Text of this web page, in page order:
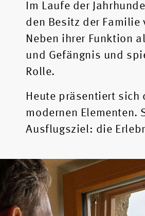
Im Laufe der
den Besitz der Familie
Neben ihrer Funktion
und Gefängnis und
Rolle.
Heute präsentiert sich
modernen Elementen.
Ausflugsziel: die